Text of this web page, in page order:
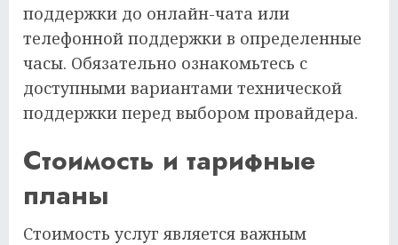
поддержки до онлайн-чата или
телефонной поддержки в определенные
часы. Обязательно ознакомьтесь с
доступными вариантами технической
поддержки перед выбором провайдера.
Стоимость и тарифные
планы
Стоимость услуг является важным